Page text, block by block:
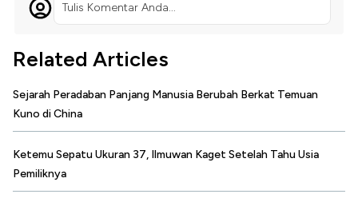
Tulis Komentar Anda...
Related Articles
Sejarah Peradaban Panjang Manusia Berubah Berkat Temuan
Kuno di China
Ketemu Sepatu Ukuran 37, Ilmuwan Kaget Setelah Tahu Usia
Pemiliknya